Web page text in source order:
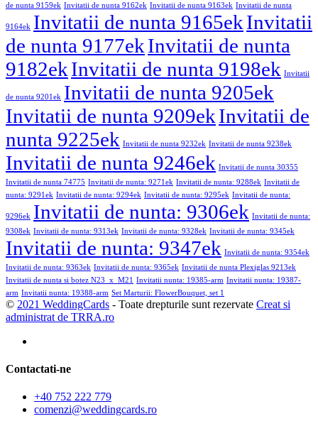
de nunta 9159ek Invitatii de nunta 9162ek Invitatii de nunta 9163ek Invitatii de nunta
9164ek Invitatii de nunta 9165ekInvitatii
de nunta 9177ekInvitatii de nunta
9182ekInvitatii de nunta 9198ek Invitatii
de nunta 9201ek Invitatii de nunta 9205ek
Invitatii de nunta 9209ekInvitatii de
nunta 9225ek Invitatii de nunta 9232ek Invitatii de nunta 9238ek
Invitatii de nunta 9246ek Invitatii de nunta 30355
Invitatii de nunta 74775 Invitatii de nunta: 9271ek Invitatii de nunta: 9288ek Invitatii de
nunta: 9291ek Invitatii de nunta: 9294ek Invitatii de nunta: 9295ek Invitatii de nunta:
9296ek Invitatii de nunta: 9306ek Invitatii de nunta:
9308ek Invitatii de nunta: 9313ek Invitatii de nunta: 9328ek Invitatii de nunta: 9345ek
Invitatii de nunta: 9347ek Invitatii de nunta: 9354ek
Invitatii de nunta: 9363ek Invitatii de nunta: 9365ek Invitatii de nunta Plexiglas 9213ek
Invitatii de nunta si botez N23_x_M21
Invitatii nunta: 19385-arm Invitatii nunta: 19387-
arm Invitatii nunta: 19388-arm Set Marturii: FlowerBouquet, set 1
© 2021 WeddingCards - Toate drepturile sunt rezervate Creat si
administrat de TRRA.ro
Contactati-ne
+40 752 222 779
comenzi@weddingcards.ro